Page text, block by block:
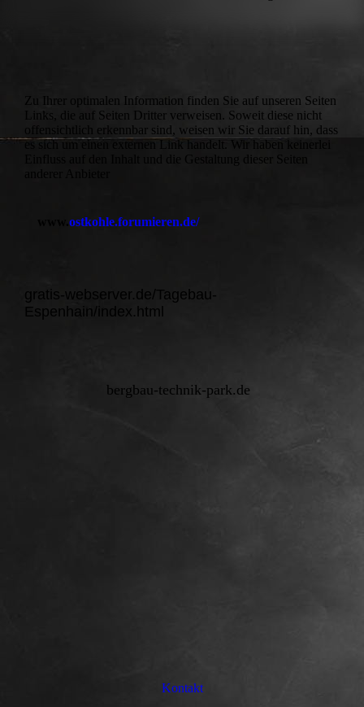
Zu Ihrer optimalen Information finden Sie auf unseren Seiten
Links, die auf Seiten Dritter verweisen. Soweit diese nicht
offensichtlich erkennbar sind, weisen wir Sie darauf hin, dass
es sich um einen externen Link handelt. Wir haben keinerlei
Einfluss auf den Inhalt und die Gestaltung dieser Seiten
ostkohle.forumieren.de/
gratis-webserver.de/Tagebau-
Espenhain/index.html
bergbau-technik-park.de
Kontakt